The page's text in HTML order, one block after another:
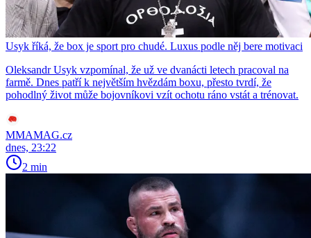
Usyk říká, že box je sport pro chudé. Luxus podle něj bere motivaci
Oleksandr Usyk vzpomínal, že už ve dvanácti letech pracoval na
farmě. Dnes patří k největším hvězdám boxu, přesto tvrdí, že
pohodlný život může bojovníkovi vzít ochotu ráno vstát a trénovat.
MMAMAG.cz
dnes, 23:22
2 min